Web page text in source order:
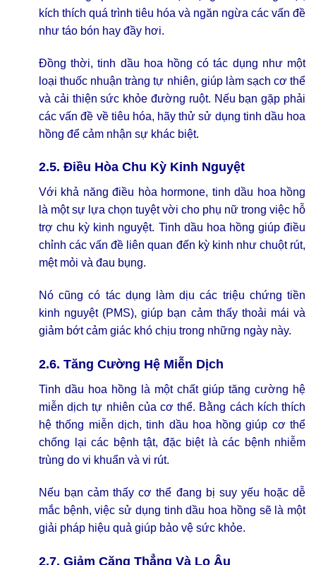
kích thích quá trình tiêu hóa và ngăn ngừa các vấn đề
như táo bón hay đầy hơi.
Đồng thời, tinh dầu hoa hồng có tác dụng như một
loại thuốc nhuận tràng tự nhiên, giúp làm sạch cơ thể
và cải thiện sức khỏe đường ruột. Nếu bạn gặp phải
các vấn đề về tiêu hóa, hãy thử sử dụng tinh dầu hoa
hồng để cảm nhận sự khác biệt.
2.5. Điều Hòa Chu Kỳ Kinh Nguyệt
Với khả năng điều hòa hormone, tinh dầu hoa hồng
là một sự lựa chọn tuyệt vời cho phụ nữ trong việc hỗ
trợ chu kỳ kinh nguyệt. Tinh dầu hoa hồng giúp điều
chỉnh các vấn đề liên quan đến kỳ kinh như chuột rút,
mệt mỏi và đau bụng.
Nó cũng có tác dụng làm dịu các triệu chứng tiền
kinh nguyệt (PMS), giúp bạn cảm thấy thoải mái và
giảm bớt cảm giác khó chịu trong những ngày này.
2.6. Tăng Cường Hệ Miễn Dịch
Tinh dầu hoa hồng là một chất giúp tăng cường hệ
miễn dịch tự nhiên của cơ thể. Bằng cách kích thích
hệ thống miễn dịch, tinh dầu hoa hồng giúp cơ thể
chống lại các bệnh tật, đặc biệt là các bệnh nhiễm
trùng do vi khuẩn và vi rút.
Nếu bạn cảm thấy cơ thể đang bị suy yếu hoặc dễ
mắc bệnh, việc sử dụng tinh dầu hoa hồng sẽ là một
giải pháp hiệu quả giúp bảo vệ sức khỏe.
2.7. Giảm Căng Thẳng Và Lo Âu